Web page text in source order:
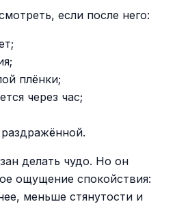
если после него:
плёнки;
через час;
делать чудо. Но он
ощущение спокойствия:
меньше стянутости и